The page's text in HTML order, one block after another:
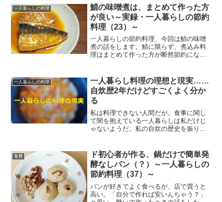
ある丼ものを手軽に食べたいときにおす
すめです。材料まず、材料...
一人暮らしの料理
鯖の味噌煮は、まとめて作った方
が良い～実録・一人暮らしの節約
料理（23）～
一人暮らしの節約料理、今回は鯖の味噌
煮の話をします。鯖に限らず、煮込み料
理はまとめて作った方が断然節約になり
た材料はこちらです。・鯖…1尾・味噌…
大さじ2・水…200m...
一人暮らしの料理
一人暮らし料理の理想と現実……
自炊歴2年だけどすごくよく分か
る
私は料理できない人間だが、食事に関し
て闇を抱えている一人暮らしは私だけじ
ゃないようだ。私の自炊の歴史を振り返
をどこまでも落とせてしまうという罠が
ある。人目がないというの...
食費
ド初心者が作る、鍋だけで簡単発
酵なしパン（？）～一人暮らしの
節約料理（37）～
パンが好きでよく食べるが、店で買うと
高い。「自分で作れば安いんちゃう？」